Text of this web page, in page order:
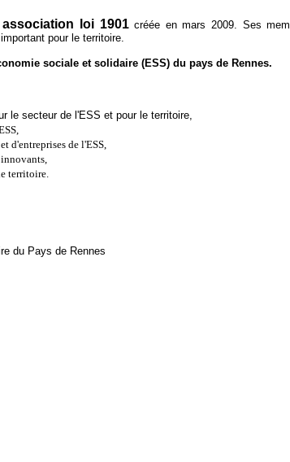
association loi 1901créée en mars 2009. Ses
pour le territoire.
sociale et solidaire (ESS) du pays de Rennes.
le secteur de l'ESS et pour le territoire,
d'entreprises de l'ESS,
territoire.
du Pays de Rennes